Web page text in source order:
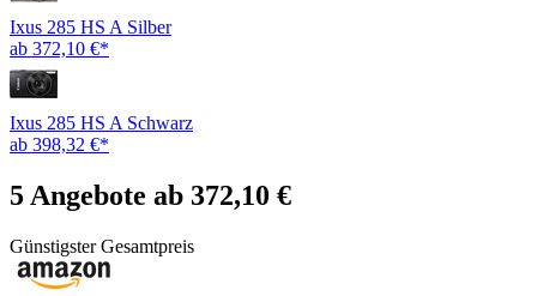
Ixus 285 HS A Silber
ab 372,10 €*
Ixus 285 HS A Schwarz
ab 398,32 €*
5 Angebote ab 372,10 €
Günstigster Gesamtpreis